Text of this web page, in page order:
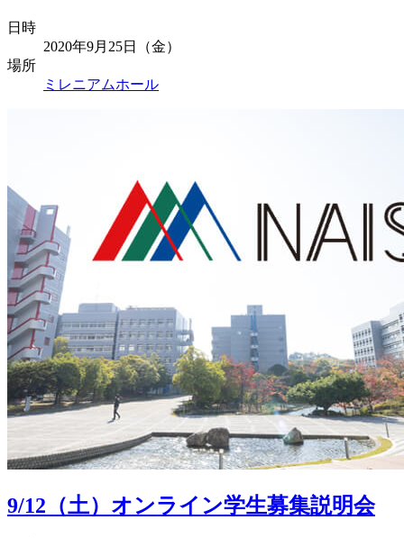
日時
2020年9月25日（金）
場所
ミレニアムホール
9/12（土）オンライン学生募集説明会